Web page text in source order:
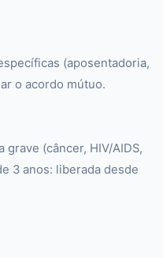
(aposentadoria,
o acordo mútuo.
(câncer, HIV/AIDS,
3 anos: liberada desde